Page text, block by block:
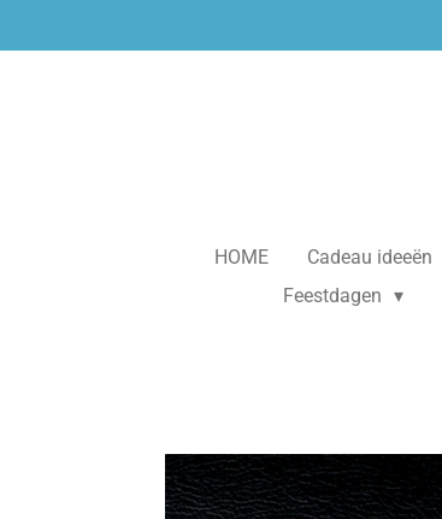
direct
HOME Cadeau ideeën
Feestdagen